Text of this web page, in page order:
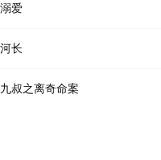
的美貌和身材迷住了 背着哥哥偷
去哥哥家喝安慰酒。哥哥是恋
溺爱
河长
九叔之离奇命案